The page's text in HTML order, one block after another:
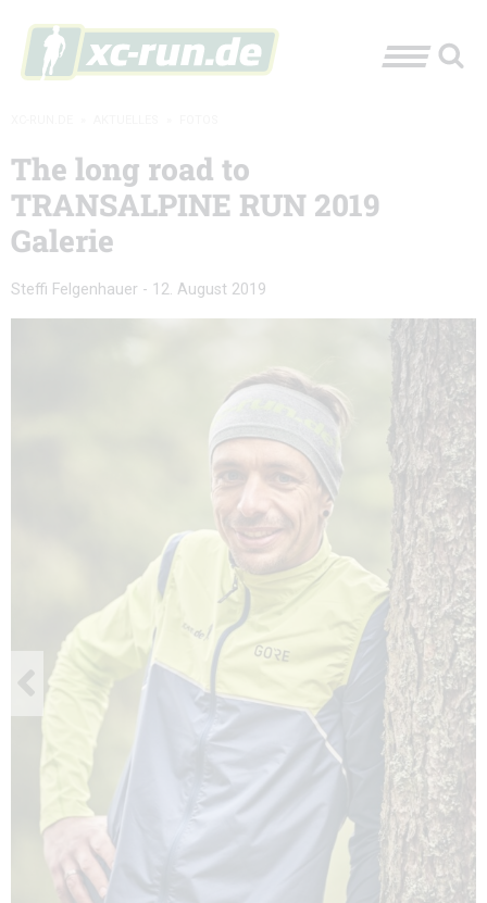
The long road to
TRANSALPINE RUN 2019
Galerie
Steffi Felgenhauer - 12. August 2019